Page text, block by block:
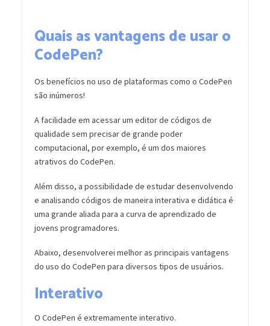
Quais as vantagens de usar o
CodePen?
Os benefícios no uso de plataformas como o CodePen
são inúmeros!
A facilidade em acessar um editor de códigos de
qualidade sem precisar de grande poder
computacional, por exemplo, é um dos maiores
atrativos do CodePen.
Além disso, a possibilidade de estudar desenvolvendo
e analisando códigos de maneira interativa e didática é
uma grande aliada para a curva de aprendizado de
jovens programadores.
Abaixo, desenvolverei melhor as principais vantagens
do uso do CodePen para diversos tipos de usuários.
Interativo
O CodePen é extremamente interativo.